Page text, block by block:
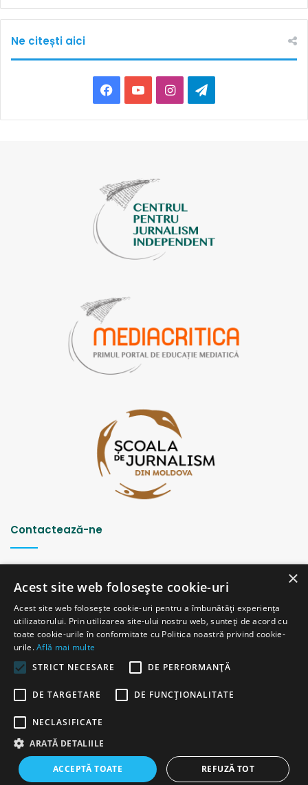
Ne citești aici
Facebook
YouTubeInstagramTelegram
Contactează-ne
Strada Șciusev, 53
2012 Chișinău, Republica Moldova
fax: (+373 22) 226681
Email: redactia@ijc.md
versiunea veche
×
Acest site web folosește cookie-uri
Acest site web folosește cookie-uri pentru a îmbunătăți experiența
utilizatorului. Prin utilizarea site-ului nostru web, sunteți de acord cu
toate cookie-urile în conformitate cu Politica noastră privind cookie-
urile.Află mai multe
STRICT NECESARE
DE PERFORMANȚĂ
DE TARGETARE DE FUNCŢIONALITATE
NECLASIFICATE
ARATĂ DETALIILE
ACCEPTĂ TOATE REFUZĂ TOT